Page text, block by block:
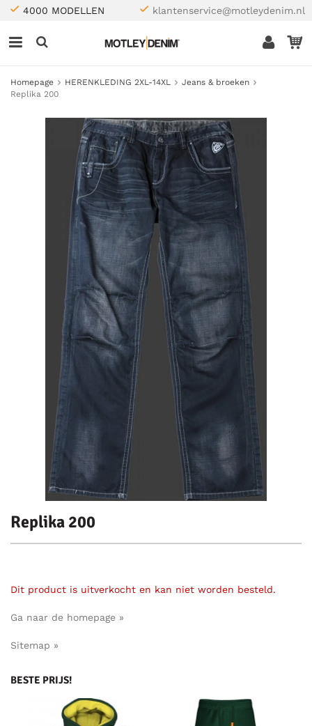
4000 MODELLEN klantenservice@motleydenim.nl
Homepage HERENKLEDING 2XL-14XL
Jeans & broeken
Replika 200
Replika 200
Dit product is uitverkocht en kan niet worden besteld.
Ga naar de homepage »
Sitemap »
BESTE PRIJS!